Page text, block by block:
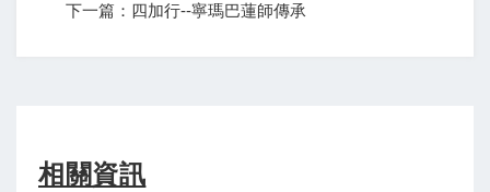
下一篇：四加行--寧瑪巴蓮師傳承
相關資訊